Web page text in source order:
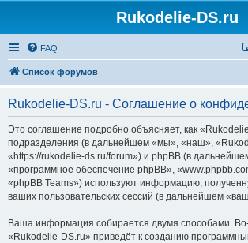
Rukodelie-DS.ru
FAQ
Список форумов
Rukodelie-DS.ru - Соглашение о
Это соглашение подробно объясняет, как
подразделения (в дальнейшем «мы», «наш»,
«https://rukodelie-ds.ru/forum») и phpBB (в
«программное обеспечение phpBB»,
«phpBB Teams») используют информацию,
ваших пользовательских сессий (в дальнейшем
Ваша информация собирается двумя способами.
«Rukodelie-DS.ru» приведёт к созданию